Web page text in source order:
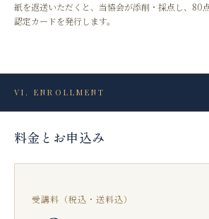
紙を返送いただくと、当協会が添削・採点し、80
認定カードを発行します。
VI. ENROLLMENT
料金とお申込み
受講料（税込・送料込）